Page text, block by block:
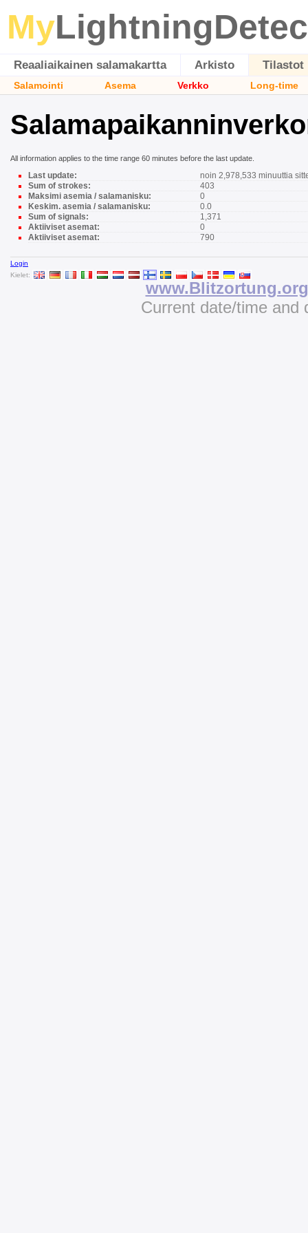
My
Reaaliaikainen salamakartta Arkisto Tilastot
Salamointi Asema Verkko Long-time
All information applies to the time range 60 minutes before the last update.
Last update:
noin 2,978,533 minuuttia
Sum of strokes:
403
Maksimi asemia / salamanisku:
0
Keskim. asemia / salamanisku:
0.0
Sum of signals:
1,371
Aktiiviset asemat:
0
Aktiiviset asemat:
790
Login
Kielet:
www.Blitzortung.org
Current date/time